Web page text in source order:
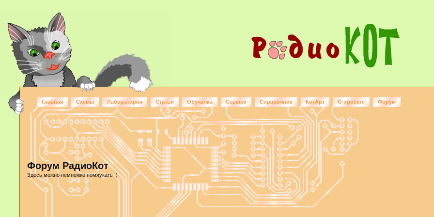
Главная Схемы Лаборатория Статьи Обучалка Ссылки Справочник КотАрт О проекте Форум
Форум РадиоКот
Здесь можно немножко помяукать :)